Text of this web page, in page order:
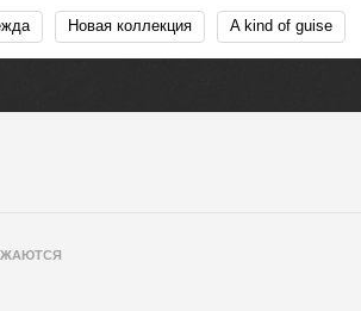
Новая коллекция A kind of guise